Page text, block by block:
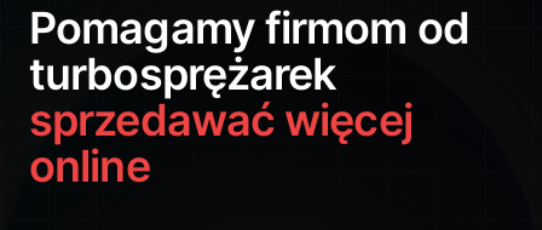
Pomagamy firmom od
turbosprężarek
sprzedawać więcej
online